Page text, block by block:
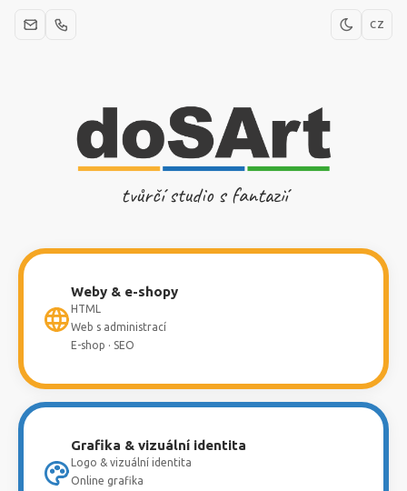
CZ
tvůrčí studio s fantazií
Weby & e-shopy
HTML
Web s administrací
E-shop · SEO
Grafika & vizuální identita
Logo & vizuální identita
Online grafika